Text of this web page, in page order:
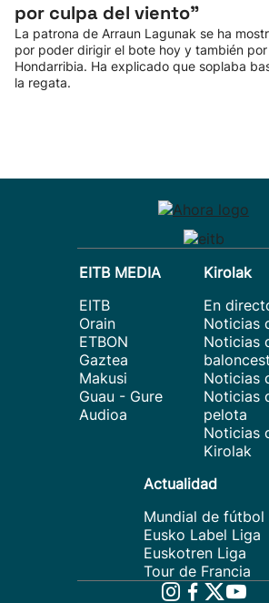
por culpa del viento”
La patrona de Arraun Lagunak se ha
por poder dirigir el bote hoy y también
Hondarribia. Ha explicado que soplaba
la regata.
EITB MEDIA
EITB
Orain
ETBON
Gaztea
Makusi
Guau - Gure
Audioa
Kirolak
En
Noticias
Noticias
Noticias
Noticias
pelota
Noticias
Kirolak
Actualidad
Mundial de fútbol
Eusko Label Liga
Euskotren Liga
Tour de Francia